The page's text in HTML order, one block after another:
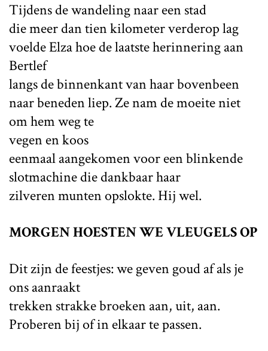
Tijdens de wandeling naar een stad
die meer dan tien kilometer verderop lag
voelde Elza hoe de laatste herinnering aan
Bertlef
langs de binnenkant van haar bovenbeen
naar beneden liep. Ze nam de moeite niet
om hem weg te
vegen en koos
eenmaal aangekomen voor een blinkende
slotmachine die dankbaar haar
zilveren munten opslokte. Hij wel.
MORGEN HOESTEN WE VLEUGELS OP
Dit zijn de feestjes: we geven goud af als je
ons aanraakt
trekken strakke broeken aan, uit, aan.
Proberen bij of in elkaar te passen.